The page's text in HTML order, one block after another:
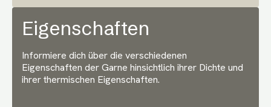
Eigenschaften
Informiere dich über die verschiedenen
Eigenschaften der Garne hinsichtlich ihrer Dichte und
ihrer thermischen Eigenschaften.